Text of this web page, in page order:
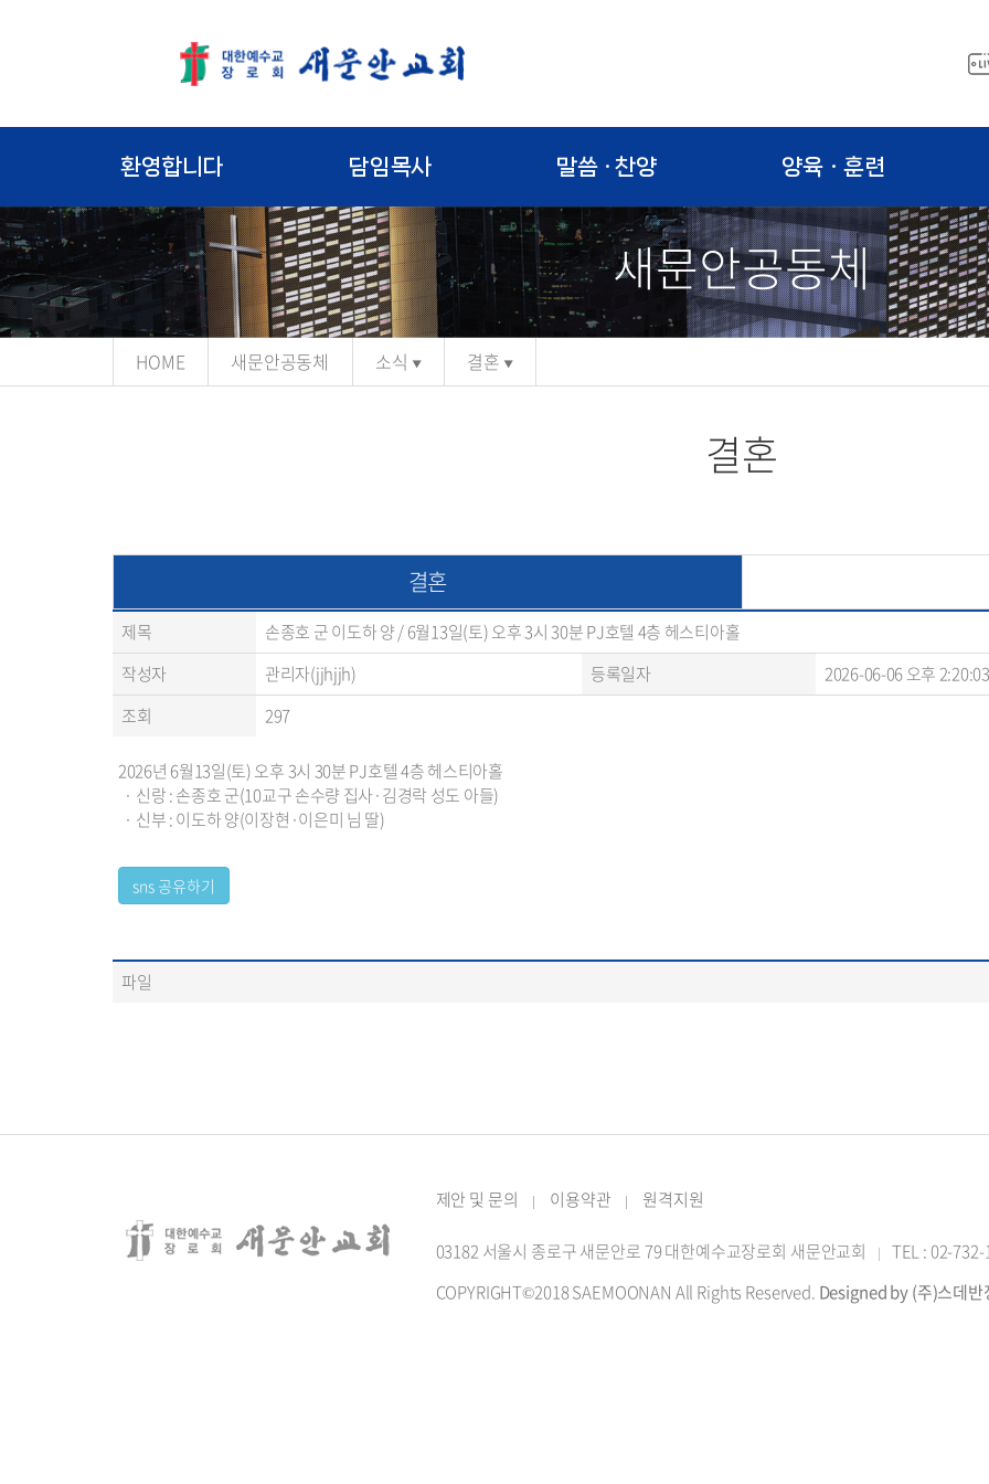
환영합니다 담임목사 말씀 · 찬양 양육ㆍ훈련
새문안공동체
HOME 새문안공동체 소식 결혼
결혼
결혼
제목
손종호 군 이도하 양 / 6월13일(토) 오후 3시 30분 PJ호텔 4층 헤스티아홀
작성자
관리자(jjhjjh) 등록일자
2026-06-06 오후 2:20:03
조회
297
2026년 6월13일(토) 오후 3시 30분 PJ호텔 4층 헤스티아홀
· 신랑 : 손종호 군(10교구 손수량 집사·김경락 성도 아들)
· 신부 : 이도하 양(이장현·이은미 님 딸)
파일
제안 및 문의 | 이용약관 | 원격지원
03182 서울시 종로구 새문안로 79 대한예수교장로회 새문안교회 |
TEL : 02-
COPYRIGHT©2018 SAEMOONAN All Rights Reserved. Designed by (주)스데반